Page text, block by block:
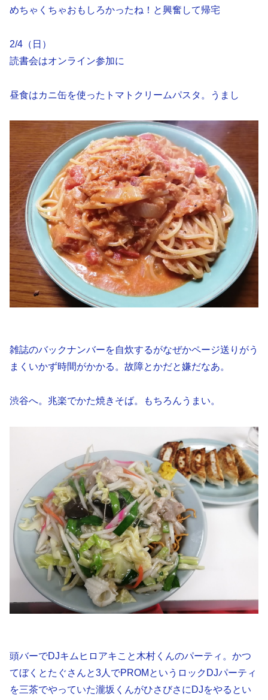
めちゃくちゃおもしろかったね！と興奮して帰宅
2/4（日）
読書会はオンライン参加に
昼食はカニ缶を使ったトマトクリームパスタ。うまし
雑誌のバックナンバーを自炊するがなぜかページ送りがう
まくいかず時間がかかる。故障とかだと嫌だなあ。
渋谷へ。兆楽でかた焼きそば。もちろんうまい。
頭バーでDJキムヒロアキこと木村くんのパーティ。かつ
てぼくとたぐさんと3人でPROMというロックDJパーティ
を三茶でやっていた瀧坂くんがひさびさにDJをやるとい